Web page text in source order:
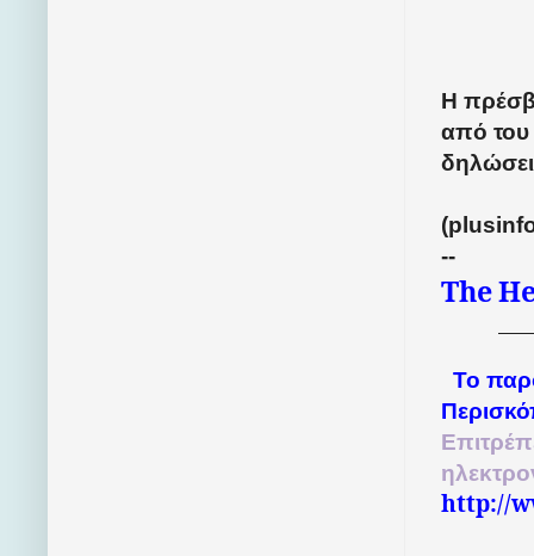
Η
από του
--
The
Το
http://